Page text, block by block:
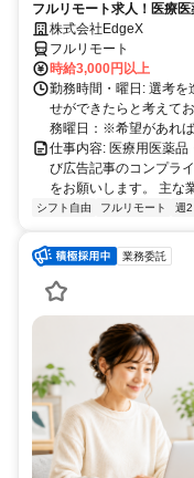
フルリモート求人！医療医
株式会社EdgeX
フルリモート
時給3,000円以上
勤務時間・曜日: 選考
せができたらと考えて
務曜日：※希望があれ
仕事内容: 医療用医薬品
び広告記事のコンプラ
をお願いします。 主な
シフト自由 フルリモート 週
業務委託